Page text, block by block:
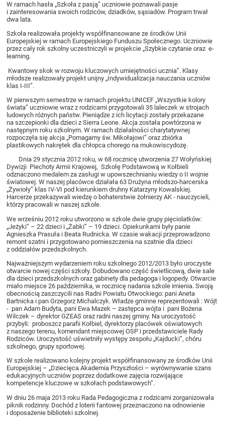
W ramach hasła „Szkoła z pasją” uczniowie poznawali pasje
i zainteresowania swoich rodziców, dziadków, sąsiadów. Program trwał
dwa lata.
Szkoła realizowała projekty współfinansowane ze środków Unii
Europejskiej w ramach Europejskiego Funduszu Społecznego. Uczniowie
przez cały rok szkolny uczestniczyli w projekcie „Szybkie czytanie oraz e-
learning.
Kwantowy skok w rozwoju kluczowych umiejętności ucznia”. Klasy
młodsze realizowały projekt unijny „Indywidualizacja nauczania uczniów
klas I-III”.
W pierwszym semestrze w ramach projektu UNICEF „Wszystkie kolory
świata” uczniowie wraz z rodzicami przygotowali 35 laleczek w strojach
ludowych różnych państw. Pieniądze z ich licytacji zostały przekazane
na szczepionki dla dzieci z Sierra Leone. Akcja została powtórzona w
następnym roku szkolnym. W ramach działalności charytatywnej
rozpoczęła się akcja „Pomagamy św. Mikołajowi” oraz zbiórka
plastikowych nakrętek dla chłopca chorego na mukowiscydozę.
Dnia 29 stycznia 2012 roku, w 68 rocznicę utworzenia 27 Wołyńskiej
Dywizji Piechoty Armii Krajowej, Szkołę Podstawową w Kołbieli
odznaczono medalem za zasługi w upowszechnianiu wiedzy o II wojnie
światowej. W naszej placówce działała 63 Drużyna młodszo-harcerska
„Żywioły” klas IV-VI pod kierunkiem druhny Katarzyny Kowalskiej.
Harcerze przekazywali wiedzę o bohaterstwie żołnierzy AK - nauczycieli,
którzy pracowali w naszej szkole.
We wrześniu 2012 roku utworzono w szkole dwie grupy pięciolatków:
„Jeżyki” – 22 dzieci i „Żabki” – 19 dzieci. Opiekunkami były panie
Agnieszka Prasuła i Beata Rudnicka. W czasie wakacji przeprowadzono
remont szatni i przygotowano pomieszczenia na szatnie dla dzieci
z oddziałów przedszkolnych.
Najważniejszym wydarzeniem roku szkolnego 2012/2013 było uroczyste
otwarcie nowej części szkoły. Dobudowano część świetlicową, dwie sale
dla dzieci przedszkolnych oraz gabinety dla pedagoga i logopedy. Otwarcie
miało miejsce 26 października, w rocznicę nadania szkole imienia. Swoją
obecnością zaszczycili nas Radni Powiatu Otwockiego: pani Aneta
Bartnicka i pan Grzegorz Michalczyk. Władze gminne reprezentowali : Wójt
- pan Adam Budyta, pani Ewa Mazek – zastępca wójta i pani Bożena
Wilczek – dyrektor GZEAS oraz radni naszej gminy. Na uroczystość
przybyli: proboszcz parafii Kołbiel, dyrektorzy placówek oświatowych
z naszego terenu, komendant miejscowej OSP i przedstawiciele Rady
Rodziców. Uroczystość uświetniły występy zespołu „Kajducki”, chóru
szkolnego, grupy sportowej.
W szkole realizowano kolejny projekt współfinansowany ze środków Unii
Europejskiej – „Dziecięca Akademia Przyszłości – wyrównywanie szans
edukacyjnych uczniów poprzez dodatkowe zajęcia rozwijające
kompetencje kluczowe w szkołach podstawowych”.
W dniu 26 maja 2013 roku Rada Pedagogiczna z rodzicami zorganizowała
piknik rodzinny. Dochód z loterii fantowej przeznaczono na odnowienie
i doposażenie biblioteki szkolnej.